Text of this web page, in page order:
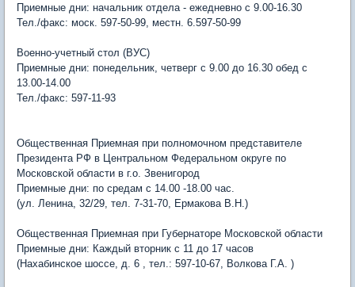
Приемные дни: начальник отдела - ежедневно с 9.00-16.30
Тел./факс: моск. 597-50-99, местн. 6.597-50-99
Военно-учетный стол (ВУС)
Приемные дни: понедельник, четверг с 9.00 до 16.30 обед с
13.00-14.00
Тел./факс: 597-11-93
Общественная Приемная при полномочном представителе
Президента РФ в Центральном Федеральном округе по
Московской области в г.о. Звенигород
Приемные дни: по средам с 14.00 -18.00 час.
(ул. Ленина, 32/29, тел. 7-31-70, Ермакова В.Н.)
Общественная Приемная при Губернаторе Московской области
Приемные дни: Каждый вторник с 11 до 17 часов
(Нахабинское шоссе, д. 6 , тел.: 597-10-67, Волкова Г.А. )